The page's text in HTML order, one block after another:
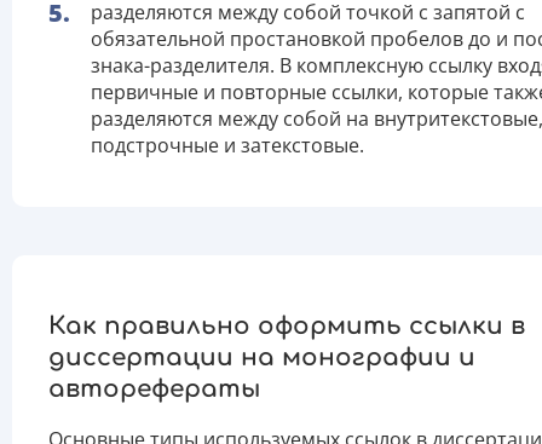
разделяются между собой точкой с запятой с
обязательной простановкой пробелов до и
знака-разделителя. В комплексную ссылку
первичные и повторные ссылки, которые
разделяются между собой на внутритекстовые,
подстрочные и затекстовые.
Как правильно оформить ссылки в
диссертации на монографии и
авторефераты